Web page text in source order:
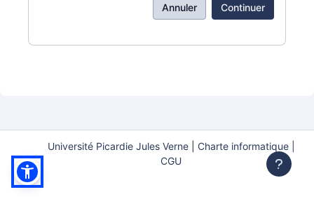
Annuler Continuer
Université Picardie Jules Verne|
Charte informatique |
CGU